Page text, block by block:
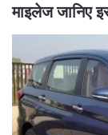
माइलेज जानिए